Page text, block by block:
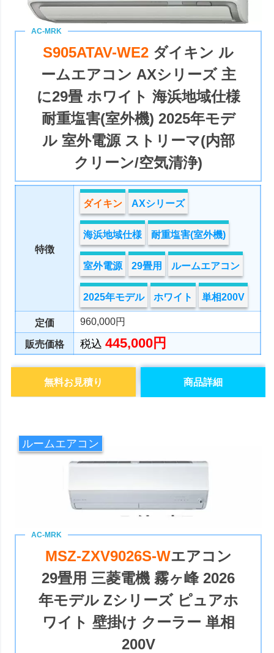
S905ATAV-WE2 ダイキン ル
ームエアコン AXシリーズ 主
に29畳 ホワイト 海浜地域仕様
耐重塩害(室外機) 2025年モデ
ル 室外電源 ストリーマ(内部
クリーン/空気清浄)
特徴
ダイキン AXシリーズ
海浜地域仕様 耐重塩害(室外機)
室外電源 29畳用 ルームエアコン
2025年モデル ホワイト 単相200V
定価 960,000円
販売価格 税込445,000円
商品詳細
無料お見積り
ルームエアコン
MSZ-ZXV9026S-Wエアコン
29畳用 三菱電機 霧ヶ峰 2026
年モデル Zシリーズ ピュアホ
ワイト 壁掛け クーラー 単相
200V